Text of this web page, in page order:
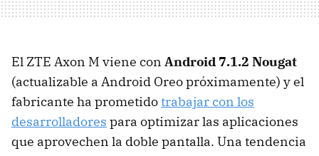
El ZTE Axon M viene con Android 7.1.2 Nougat
(actualizable a Android Oreo próximamente) y el
fabricante ha prometidotrabajar con los
desarrolladores para optimizar las aplicaciones
que aprovechen la doble pantalla. Una tendencia